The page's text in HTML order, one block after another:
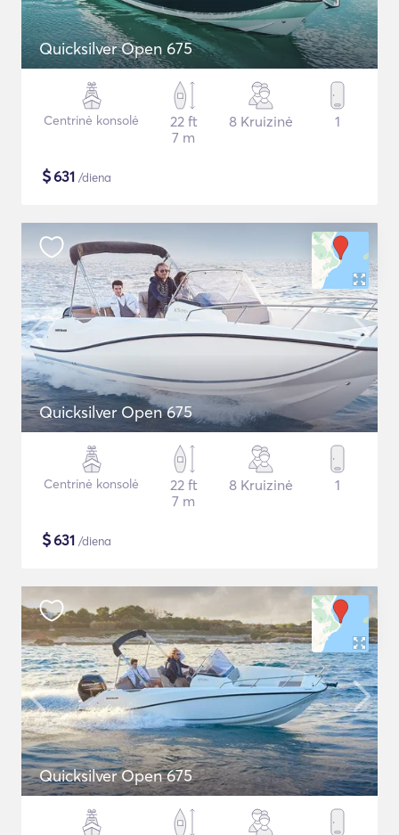
Quicksilver Open 675
Centrinė konsolė
22 ft
7 m
8 Kruizinė 1
$631 /diena
Quicksilver Open 675
Centrinė konsolė
22 ft
7 m
8 Kruizinė 1
$631 /diena
Quicksilver Open 675